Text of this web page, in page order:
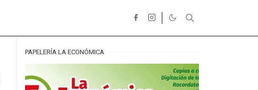
PAPELERÍA LA ECONÓMICA